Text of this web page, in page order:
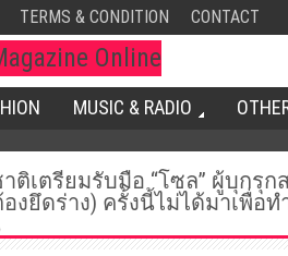
TERMS & CONDITION CONTACT
MUSIC & RADIO
ติเตรียมรับมือ “โซล” ผู้บุกรุก
งยึดร่าง) ครั้งนี้ไม่ได้มาเพื่อ